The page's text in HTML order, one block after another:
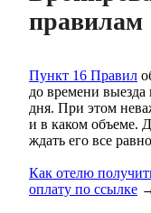
правилам
Пункт 16 Правил
до времени выезда
дня. При этом
и в каком объеме.
ждать его все
Как отелю
оплату по ссылке